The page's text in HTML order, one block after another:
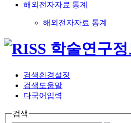
해외전자자료 통계
해외전자자료 통계
검색환경설정
검색도움말
다국어입력
검색